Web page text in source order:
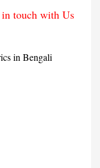
in touch with Us
in Bengali